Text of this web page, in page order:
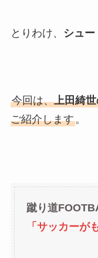
とりわけ、 シュー
今回は、上田綺
ご紹介します。
蹴り道
「サッカーが